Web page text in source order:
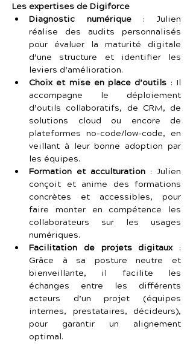
Les expertises de Digiforce
Diagnostic numérique : Julien
réalise des audits personnalisés
pour évaluer la maturité digitale
d’une structure et identifier les
leviers d’amélioration.
Choix et mise en place d’outils : Il
accompagne le déploiement
d’outils collaboratifs, de CRM, de
solutions cloud ou encore de
plateformes no-code/low-code, en
veillant à leur bonne adoption par
les équipes.
Formation et acculturation : Julien
conçoit et anime des formations
concrètes et accessibles, pour
faire monter en compétence les
collaborateurs sur les usages
numériques.
Facilitation de projets digitaux :
Grâce à sa posture neutre et
bienveillante, il facilite les
échanges entre les différents
acteurs d’un projet (équipes
internes, prestataires, décideurs),
pour garantir un alignement
optimal.